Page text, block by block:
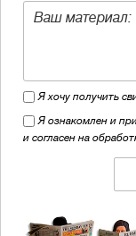
Я хочу получить
Я ознакомлен и
и согласен на